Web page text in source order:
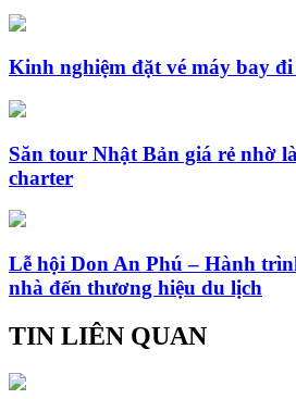
Kinh nghiệm đặt vé máy bay
Săn tour Nhật Bản giá rẻ nhờ
charter
Lễ hội Don An Phú – Hành
nhà đến thương hiệu du lịch
TIN LIÊN QUAN